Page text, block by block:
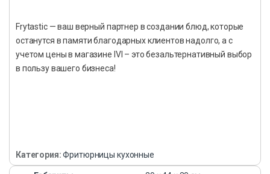
Frytastic — ваш верный партнер в создании блюд, которые
останутся в памяти благодарных клиентов надолго, а с
учетом цены в магазине IVI – это безальтернативный выбор
в пользу вашего бизнеса!
Категория:Фритюрницы кухонные